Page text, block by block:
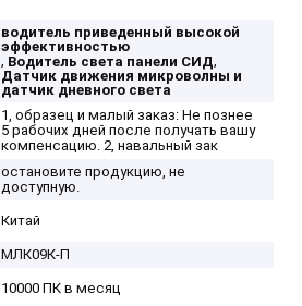
водитель приведенный высокой
эффективностью
, Водитель света панели СИД,
Датчик движения микроволны и
датчик дневного света
1, образец и малый заказ: Не познее
5 рабочих дней после получать вашу
компенсацию. 2, навальный зак
остановите продукцию, не
доступную.
Китай
МЛК09К-П
10000 ПК в месяц